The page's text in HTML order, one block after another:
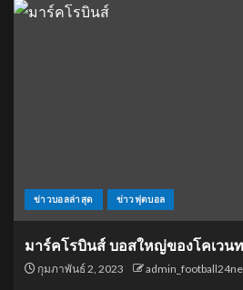
ข่าวบอลล่าสุด ข่าวฟุตบอล
มาร์คโรบินส์ บอสใหญ่ของโคเวน
กุมภาพันธ์ 2, 2023